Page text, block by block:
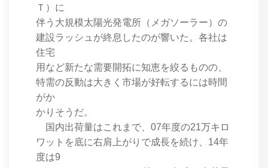
Ｔ）に
伴う大規模太陽光発電所（メガソーラー）の
建設ラッシュが終息したのが響いた。各社は
住宅
用など新たな需要開拓に知恵を絞るものの、
特需の反動は大きく市場が好転するには時間
がか
かりそうだ。
国内出荷量はこれまで、07年度の21万キロ
ワットを底に右肩上がりで成長を続け、14年
度は9